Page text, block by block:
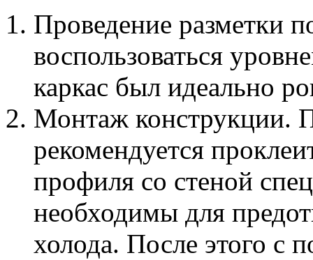
Проведение разметки
воспользоваться
каркас был идеально
Монтаж конструкции.
рекомендуется
профиля со стеной
необходимы для
холода. После этого с